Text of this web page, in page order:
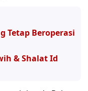
Tetap Beroperasi
& Shalat Id